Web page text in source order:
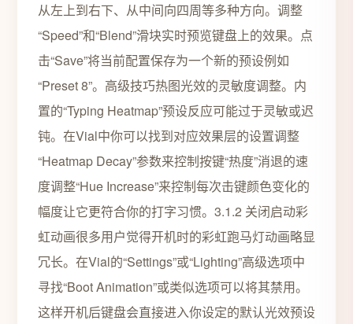
从左上到右下、从中间向四周等多种方向。调整
“Speed”和“Blend”滑块实时预览键盘上的效果。点
击“Save”将当前配置保存为一个新的预设例如
“Preset 8”。高级技巧热图光效的灵敏度调整。内
置的“Typing Heatmap”预设反应可能过于灵敏或迟
钝。在Vial中你可以找到对应效果层的设置调整
“Heatmap Decay”参数来控制按键“热度”消退的速
度调整“Hue Increase”来控制每次击键颜色变化的
幅度让它更符合你的打字习惯。3.1.2 关闭启动彩
虹动画很多用户觉得开机时的彩虹跑马灯动画略显
冗长。在Vial的“Settings”或“Lighting”高级选项中
寻找“Boot Animation”或类似选项可以将其禁用。
这样开机后键盘会直接进入你设定的默认光效预设